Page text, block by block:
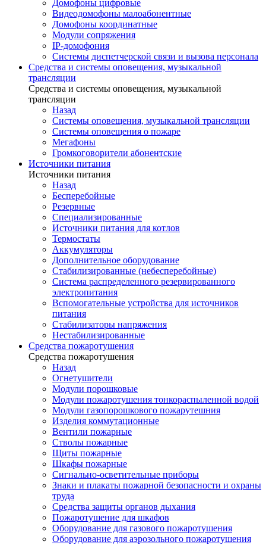
Домофоны цифровые
Видеодомофоны малоабонентные
Домофоны координатные
Модули сопряжения
IP-домофония
Системы диспетчерской связи и вызова персонала
Средства и системы оповещения, музыкальной
трансляции
Средства и системы оповещения, музыкальной
трансляции
Назад
Системы оповещения, музыкальной трансляции
Системы оповещения о пожаре
Мегафоны
Громкоговорители абонентские
Источники питания
Источники питания
Назад
Бесперебойные
Резервные
Специализированные
Источники питания для котлов
Термостаты
Аккумуляторы
Дополнительное оборудование
Стабилизированные (небесперебойные)
Система распределенного резервированного
электропитания
Вспомогательные устройства для источников
питания
Стабилизаторы напряжения
Нестабилизированные
Средства пожаротушения
Средства пожаротушения
Назад
Огнетушители
Модули порошковые
Модули пожаротушения тонкораспыленной водой
Модули газопорошкового пожарутешния
Изделия коммутационные
Вентили пожарные
Стволы пожарные
Щиты пожарные
Шкафы пожарные
Сигнально-осветительные приборы
Знаки и плакаты пожарной безопасности и охраны
труда
Средства защиты органов дыхания
Пожаротушение для шкафов
Оборудование для газового пожаротушения
Оборудование для аэрозольного пожаротушения